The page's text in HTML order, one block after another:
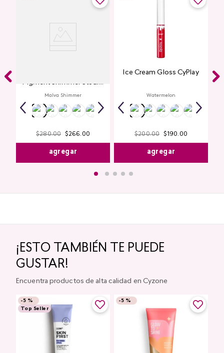
Pigment Shimmer Studio
Look
Malva Shimmer
$280.00 $266.00
agregar
Ice Cream Gloss CyPlay
Watermelon
$200.00 $190.00
agregar
¡ESTO TAMBIÉN TE PUEDE
GUSTAR!
Encuentra productos de alta calidad en Cyzone
-5 %
Top Seller
-5 %